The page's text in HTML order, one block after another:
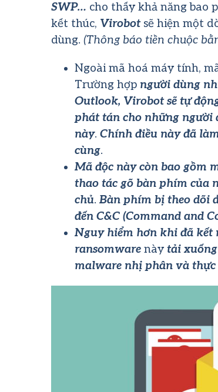
SWP… cho thấy khả năng bao
kết thúc, Virobotsẽ hiện một
dùng. (Thông báo tiền chuộc
Ngoài mã hoá máy tính,
Trường hợp người dùng
Outlook, Virobot sẽ tự
phát tán cho những người
này. Chính điều này đã
cùng.
Mã độc này còn bao gồm
thao tác gõ bàn phím của
chủ. Bàn phím bị theo dõi
đến C&C (Command and
Nguy hiểm hơn khi đã kết
ransomware nàytải
malware nhị phân và